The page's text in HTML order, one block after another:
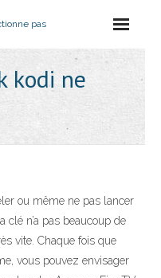
pas
kodi ne
ou même ne pas lancer
clé n’a pas beaucoup de
vite. Chaque fois que
vous pouvez envisager